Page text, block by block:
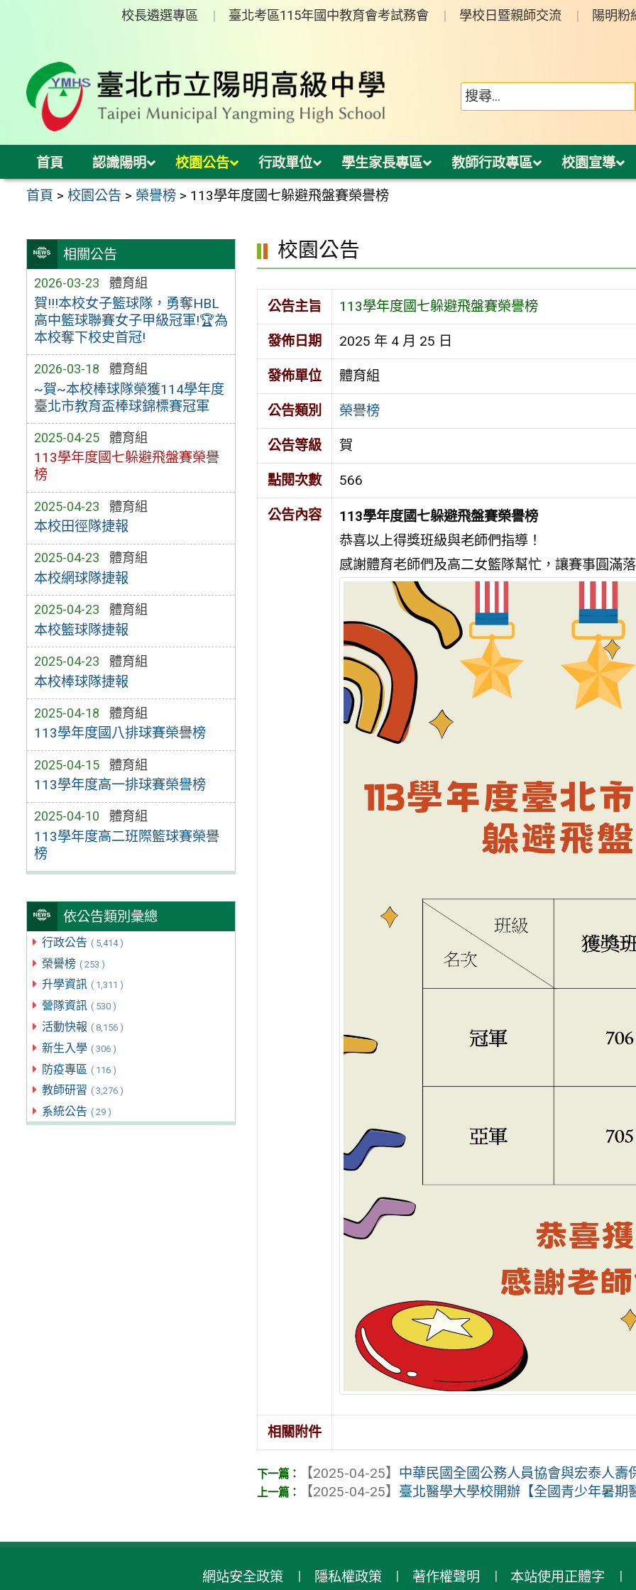
校長遴選專區 臺北考區115年國中教育會考試務會 學校日暨親師交流 陽明粉
首頁 認識陽明 校園公告 行政單位 學生家長專區 教師行政專區 校園宣導
首頁 >校園公告 > 榮譽榜 > 113學年度國七躲避飛盤賽榮譽榜
相關公告
2026-03-23 體育組
賀!!!本校女子籃球隊，勇奪HBL
高中籃球聯賽女子甲級冠軍!🏆為
本校奪下校史首冠!
2026-03-18 體育組
~賀~本校棒球隊榮獲114學年度
臺北市教育盃棒球錦標賽冠軍
2025-04-25 體育組
113學年度國七躲避飛盤賽榮譽
榜
2025-04-23 體育組
本校田徑隊捷報
2025-04-23 體育組
本校網球隊捷報
2025-04-23 體育組
本校籃球隊捷報
2025-04-23 體育組
本校棒球隊捷報
2025-04-18 體育組
113學年度國八排球賽榮譽榜
2025-04-15 體育組
113學年度高一排球賽榮譽榜
2025-04-10 體育組
113學年度高二班際籃球賽榮譽
榜
依公告類別彙總
行政公告 ( 5,414 )
榮譽榜 ( 253 )
升學資訊 ( 1,311 )
營隊資訊 ( 530 )
活動快報 ( 8,156 )
新生入學 ( 306 )
防疫專區 ( 116 )
教師研習 ( 3,276 )
系統公告 ( 29 )
校園公告
公告主旨 113學年度國七躲避飛盤賽榮譽榜
發佈日期 2025 年 4 月 25 日
發佈單位 體育組
公告類別 榮譽榜
公告等級 賀
點閱次數 566
公告內容
113學年度國七躲避飛盤賽榮譽榜
恭喜以上得獎班級與老師們指導！
感謝體育老師們及高二女籃隊幫忙，讓賽事圓滿
相關附件
【2025-04-25】 中華民國全國公務人員協會與宏泰人壽
【2025-04-25】 臺北醫學大學校開辦【全國青少年暑期
網站安全政策 隱私權政策 著作權聲明 本站使用正體字